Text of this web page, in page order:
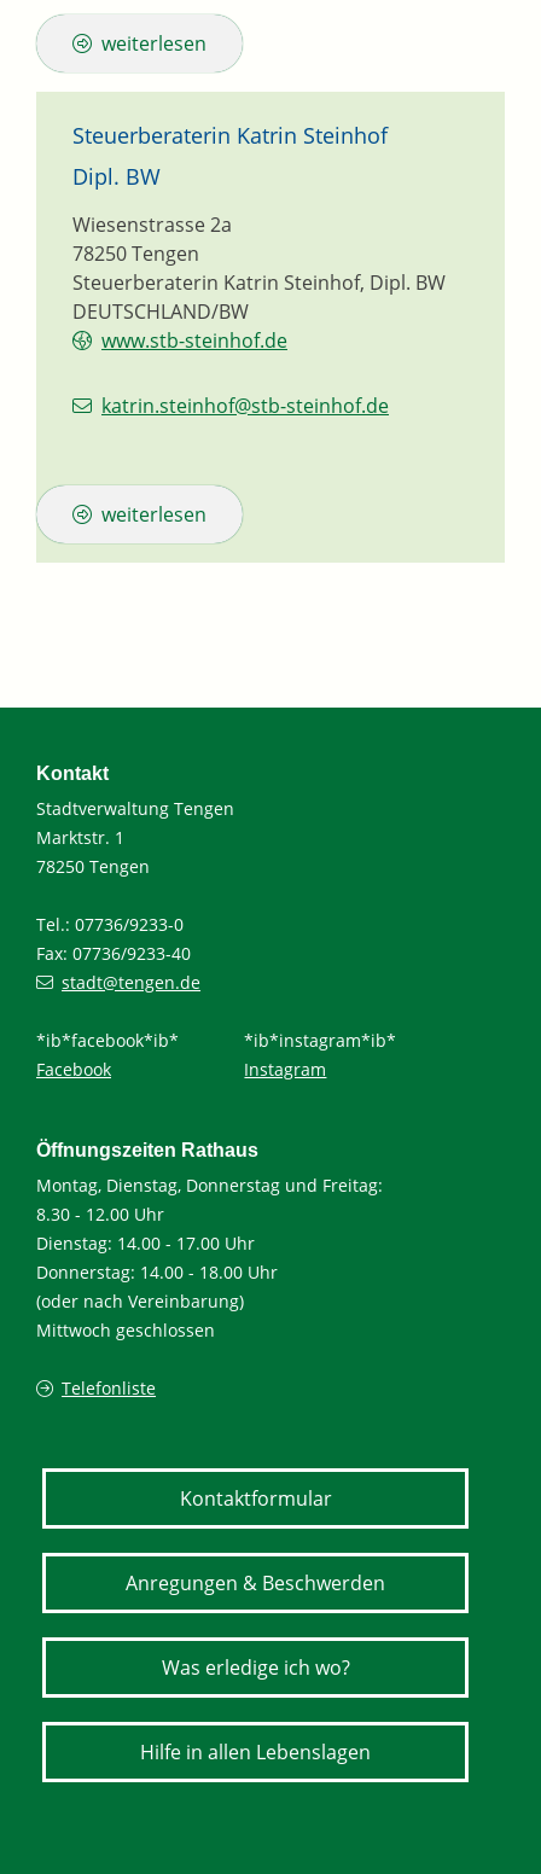
weiterlesen
Steuerberaterin Katrin Steinhof
Dipl. BW
Steuerberaterin Katrin Steinhof, Dipl. BW
Wiesenstrasse 2a
78250Tengen
DEUTSCHLAND/BW
www.stb-steinhof.de
katrin.steinhof@stb-steinhof.de
weiterlesen
Kontakt
Stadtverwaltung Tengen
Marktstr. 1
78250 Tengen
Tel.: 07736/9233-0
Fax: 07736/9233-40
stadt@tengen.de
*ib*facebook*ib*
Facebook
*ib*instagram*ib*
Instagram
Öffnungszeiten Rathaus
Montag, Dienstag, Donnerstag und Freitag:
8.30 - 12.00 Uhr
Dienstag: 14.00 - 17.00 Uhr
Donnerstag: 14.00 - 18.00 Uhr
(oder nach Vereinbarung)
Mittwoch geschlossen
Telefonliste
Kontaktformular
Anregungen & Beschwerden
Was erledige ich wo?
Hilfe in allen Lebenslagen